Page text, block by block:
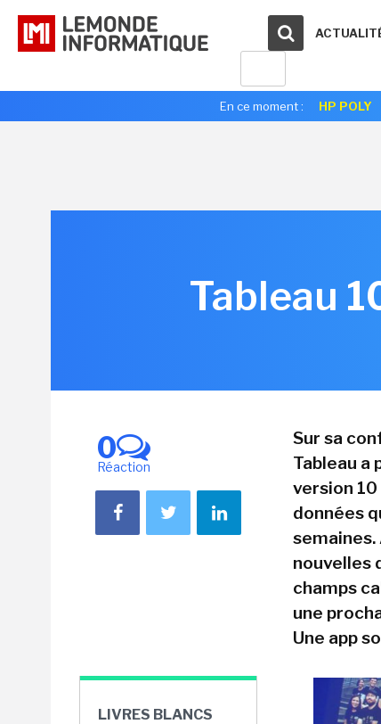
En ce moment : HP POLY
Tableau
0
Réaction
LIVRES BLANCS
Sur sa
Tableau
version
données
nouvelles
champs
une
Une app